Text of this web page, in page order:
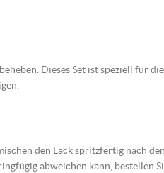
Dieses Set ist speziell für
den Lack spritzfertig nach
abweichen kann, bestellen